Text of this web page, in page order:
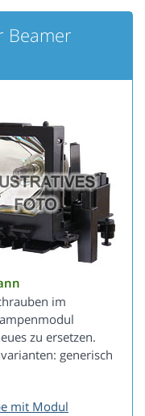
Beamer
im
zu ersetzen.
generisch
mit Modul